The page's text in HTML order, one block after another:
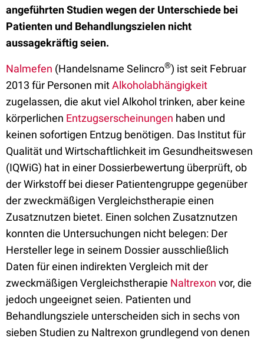
angeführten Studien wegen der Unterschiede bei
Patienten und Behandlungszielen nicht
aussagekräftig seien.
Nalmefen (Handelsname Selincro®) ist seit Februar
2013 für Personen mitAlkoholabhängigkeit
zugelassen, die akut viel Alkohol trinken, aber keine
körperlichen Entzugserscheinungen haben und
keinen sofortigen Entzug benötigen. Das Institut für
Qualität und Wirtschaftlichkeit im Gesundheitswesen
(IQWiG) hat in einer Dossierbewertung überprüft, ob
der Wirkstoff bei dieser Patientengruppe gegenüber
der zweckmäßigen Vergleichstherapie einen
Zusatznutzen bietet. Einen solchen Zusatznutzen
konnten die Untersuchungen nicht belegen: Der
Hersteller lege in seinem Dossier ausschließlich
Daten für einen indirekten Vergleich mit der
zweckmäßigen Vergleichstherapie Naltrexon vor, die
jedoch ungeeignet seien. Patienten und
Behandlungsziele unterscheiden sich in sechs von
sieben Studien zu Naltrexon grundlegend von denen